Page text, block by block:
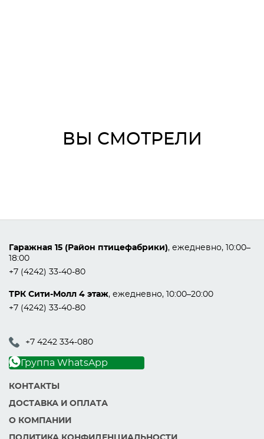
ВЫ СМОТРЕЛИ
Гаражная 15 (Район птицефабрики), ежедневно, 10:00–
18:00
+7 (4242) 33-40-80
ТРК Сити-Молл 4 этаж, ежедневно, 10:00–20:00
+7 (4242) 33-40-80
+7 4242 334-080
Группа WhatsApp
КОНТАКТЫ
ДОСТАВКА И ОПЛАТА
О КОМПАНИИ